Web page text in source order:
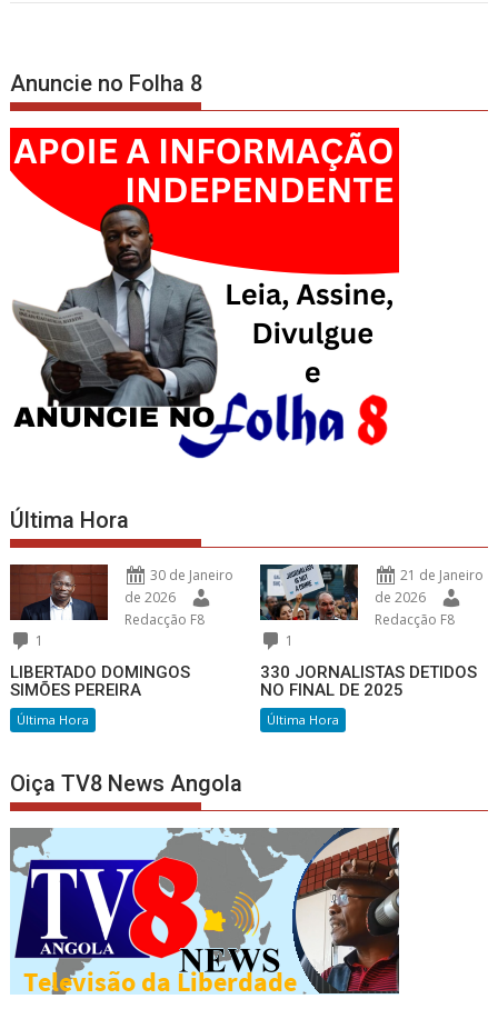
Anuncie no Folha 8
Última Hora
30 de Janeiro
de 2026
Redacção F8
1
LIBERTADO DOMINGOS
SIMÕES PEREIRA
Última Hora
21 de Janeiro
de 2026
Redacção F8
1
330 JORNALISTAS DETIDOS
NO FINAL DE 2025
Última Hora
Oiça TV8 News Angola